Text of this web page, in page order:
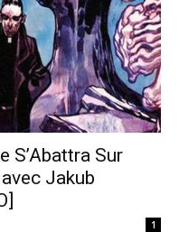
S’Abattra Sur
Jakub
1